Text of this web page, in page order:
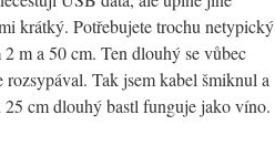
krátký. Potřebujete trochu netypický
m a 50 cm. Ten dlouhý se vůbec
Tak jsem kabel šmiknul a
25 cm dlouhý bastl funguje jako víno.